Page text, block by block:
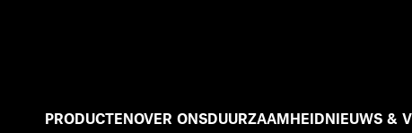
PRODUCTENOVER ONSDUURZAAMHEIDNIEUWS &